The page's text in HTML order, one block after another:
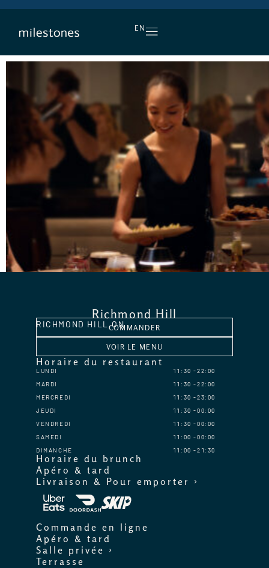
EN
Richmond Hill
RICHMOND HILL,ON
COMMANDER
VOIR LE MENU
Horaire du restaurant
LUNDI 11:30
22:00
MARDI
11:30
22:00
MERCREDI
11:30
23:00
JEUDI
11:30
00:00
VENDREDI
11:30
00:00
SAMEDI
11:00
00:00
DIMANCHE
11:00 21:30
Horaire du brunch
Apéro & tard
Livraison & Pour emporter ›
Commande en ligne
Apéro & tard
Salle privée ›
Terrasse